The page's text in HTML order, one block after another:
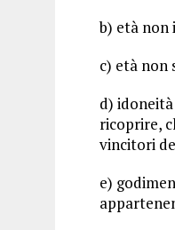
b) età non
c) età non
d)
ricoprire,
vincitori
e)